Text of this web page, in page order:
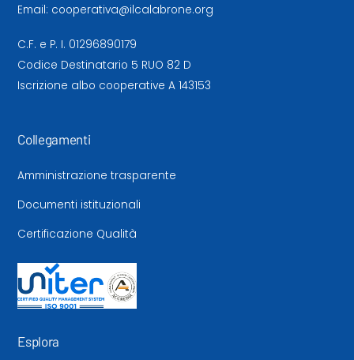
Email: cooperativa@ilcalabrone.org
C.F. e P. I. 01296890179
Codice Destinatario 5 RUO 82 D
Iscrizione albo cooperative A 143153
Collegamenti
Amministrazione trasparente
Documenti istituzionali
Certificazione Qualità
Esplora